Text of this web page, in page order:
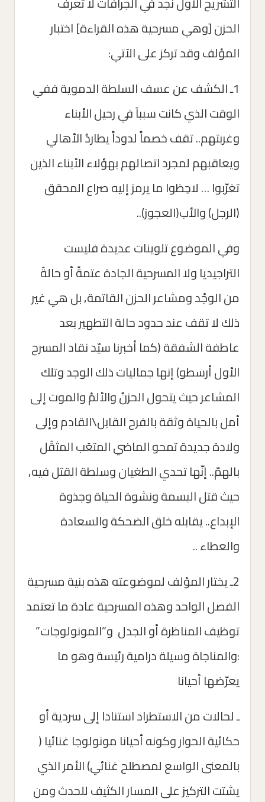
الحزن [وهي مسرحية هذه القراءة] اختبار
المؤلف وقد تركز على الآتي:
1ـ الكشف عن عسف السلطة الدموية ففي
الوقت الذي كانت سبباَ في رحيل الأبناء
وغربتهم.. تقف خصماََ لدوداََ يطاردُ الأهالي
ويعاقبهم لمجرد اتصالهم بهؤلاء الأبناء الذين
تغرّبوا … لاحِظوا ما يرمز إليه صراع المحقق
(الرجل) والأب(العجوز)..
وفي الموضوع تلوينات عديدة فليست
التراجيديا ولا المسرحية الجادة عتمةََ أو حالةَ
من الوجْد ومشاعر الحزن القاتمة, بل هي غير
ذلك لا تقف عند حدود حالة التطهير بعد
عاطفة الشفقة (كما أخبرنا سيّد نقاد المسرح
الأول أرسطو) إنها جماليات ذلك الوجد وتلك
المشاعر حيث يتحول الحزنُ والألمُ والموت إلى
أمل بالحياة وثقة بالفرح القابل\القادم وإلى
ولادة جديدة تمحو الماضي المتعَب المثقَل
بالهمّ.. إنّها تحدي الطغيان وسلطة القتل فيه,
حيث قتل البسمة ونشوة الحياة وجذوة
الإبداع.. يقابله خلق الضحكة والسعادة
والعطاء ..
2ـ يختار المؤلف لموضوعته هذه بنية مسرحية
الفصل الواحد وهذه المسرحية عادة ما تعتمد
توظيف المناظرة أو الجدل و”المونولوجات”
:والمناجاة وسيلة درامية رئيسة وهو ما
يعرّضها أحيانا
ـ لحالات من الاستطراد استنادا إلى سردية أو
حكائية الحوار وكونه أحيانا مونولوجا غنائيا (
بالمعنى الواسع لمصطلح غنائي) الأمر الذي
يشتت التركيز على المسار الكثيف للحدث ومن